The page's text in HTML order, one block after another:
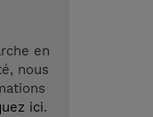
en
nous
ici.